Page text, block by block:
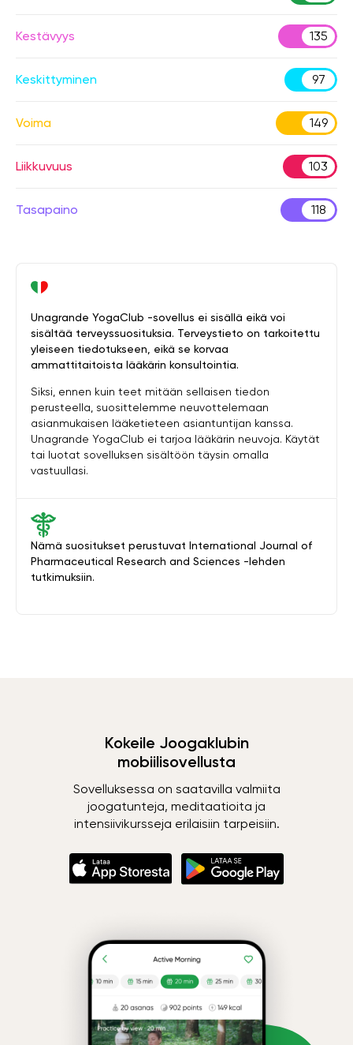
Kestävyys 135
Keskittyminen 97
Voima 149
Liikkuvuus 103
Tasapaino 118
Nämä suositukset perustuvat International Journal of
Pharmaceutical Research and Sciences -lehden
tutkimuksiin.
Unagrande YogaClub -sovellus ei sisällä eikä voi
sisältää terveyssuosituksia. Terveystieto on tarkoitettu
yleiseen tiedotukseen, eikä se korvaa
ammattitaitoista lääkärin konsultointia.
Siksi, ennen kuin teet mitään sellaisen tiedon
perusteella, suosittelemme neuvottelemaan
asianmukaisen lääketieteen asiantuntijan kanssa.
Unagrande YogaClub ei tarjoa lääkärin neuvoja. Käytät
tai luotat sovelluksen sisältöön täysin omalla
vastuullasi.
Kokeile Joogaklubin
mobiilisovellusta
Sovelluksessa on saatavilla valmiita
joogatunteja, meditaatioita ja
intensiivikursseja erilaisiin tarpeisiin.